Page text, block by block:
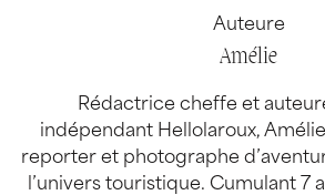
Auteure
Amélie
Rédactrice cheffe et
indépendant Hellolaroux,
reporter et photographe
l’univers touristique. Cumulant 7